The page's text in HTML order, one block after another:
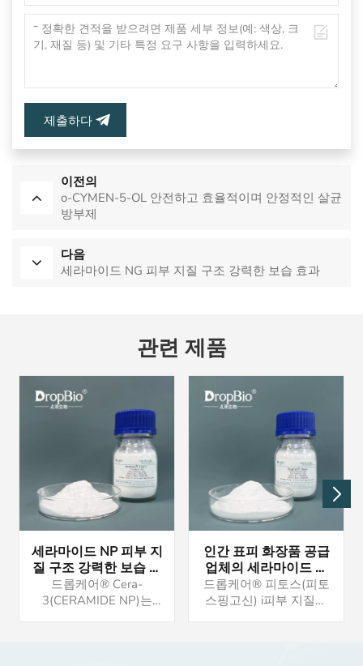
제출하다
이전의
o-CYMEN-5-OL 안전하고 효율적이며 안정적인 살균
방부제
다음
세라마이드 NG 피부 지질 구조 강력한 보습 효과
관련 제품
세라마이드 NP 피부 지
질 구조 강력한 보습 효
과
드롭케어® Cera-
3(CERAMIDE NP)는
인간 표피 화장품 공급
업체의 세라마이드 오
일 성분의 전구체인 피
토스핑고신
드롭케어® 피토스(피토
스핑고신) i피부 지질과